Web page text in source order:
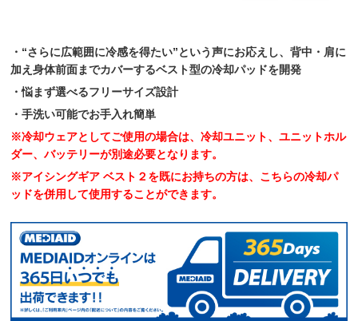
・“さらに広範囲に冷感を得たい”という声にお応えし、背中・肩に
加え身体前面までカバーするベスト型の冷却パッドを開発
・悩まず選べるフリーサイズ設計
・手洗い可能でお手入れ簡単
※冷却ウェアとしてご使用の場合は、冷却ユニット、ユニットホル
ダー、バッテリーが別途必要となります。
※アイシングギア ベスト２を既にお持ちの方は、こちらの冷却パ
ッドを併用して使用することができます。